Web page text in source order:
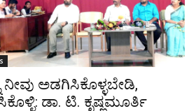
ನೀವು ಅಡಗಿಸಿಕೊಳ್ಳಬೇಡಿ,
ಡಾ. ಟಿ. ಕೃಷ್ಣಮೂರ್ತಿ